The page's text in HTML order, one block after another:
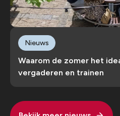
Waarom de zomer het
vergaderen en trainen
Nieuws